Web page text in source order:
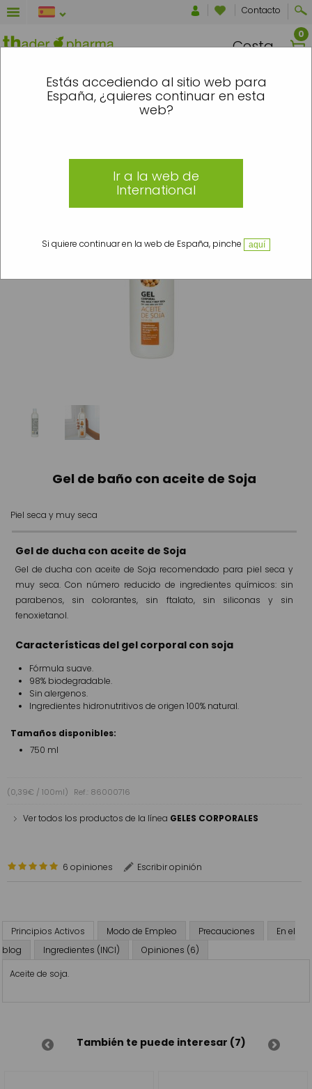
Estás accediendo al sitio web para
España, ¿quieres continuar en esta
web?
Ir a la web de
International
Si quiere continuar en la web de España, pinche aquí
Contacto
Cesta
EL 7 Y EL 16 DE AGOSTO SE
Dermocosmética » Tipo de Producto
Gel de baño con aceite de Soja
Piel seca y muy seca
Gel de ducha con aceite de Soja
Gel de ducha con aceite de Soja recomendado para piel seca y
muy seca. Con número reducido de ingredientes químicos: sin
parabenos, sin colorantes, sin ftalato, sin siliconas y sin
fenoxietanol.
Características del gel corporal con soja
Fórmula suave.
98% biodegradable.
Sin alergenos.
Ingredientes hidronutritivos de origen 100% natural.
Tamaños disponibles:
750 ml
(0,39€ / 100ml) Ref.: 86000716
Ver todos los productos de la línea GELES CORPORALES
6 opiniones Escribir opinión
Principios Activos Modo de Empleo Precauciones
En el
blog
Ingredientes (INCI)
Opiniones (6)
Aceite de soja.
También te puede interesar (7)